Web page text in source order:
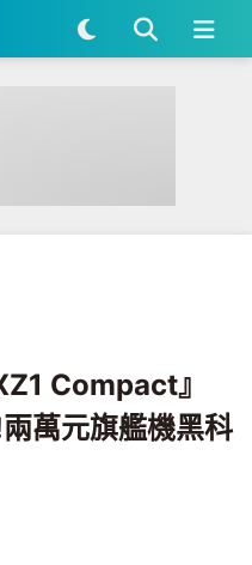
』下週五(9/15)起開賣!兩萬
Compact』
萬元旗艦機黑科